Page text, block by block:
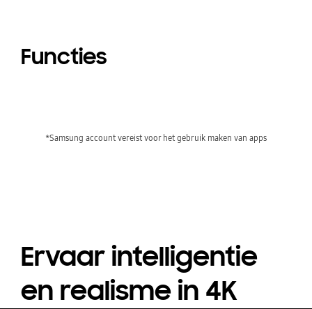
Functies
*Samsung account vereist voor het gebruik maken van apps
Ervaar intelligentie
en realisme in 4K